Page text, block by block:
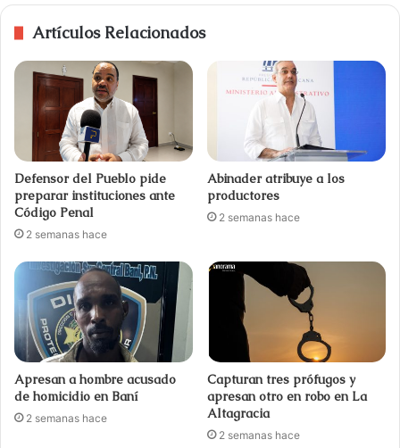
Artículos Relacionados
Defensor del Pueblo pide
preparar instituciones ante
Código Penal
2 semanas hace
Abinader atribuye a los
productores
2 semanas hace
Apresan a hombre acusado
de homicidio en Baní
2 semanas hace
Capturan tres prófugos y
apresan otro en robo en La
Altagracia
2 semanas hace